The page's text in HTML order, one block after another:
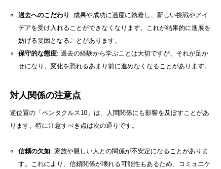
過去へのこだわり : 成果や成功に過度に執着し、新しい挑戦やアイ
デアを受け入れることができなくなります。これが結果的に進展を
妨げる要因となることがあります。
保守的な態度: 過去の経験から学ぶことは大切ですが、それが足か
せになり、変化を恐れるあまり前に進めなくなることがあります。
対人関係の注意点
逆位置の「ペンタクルス10」は、人間関係にも影響を及ぼすことがあ
ります。特に注意すべき点は次の通りです。
信頼の欠如: 家族や親しい人との関係が不安定になることがありま
す。これにより、信頼関係が壊れる可能性もあるため、コミュニケ